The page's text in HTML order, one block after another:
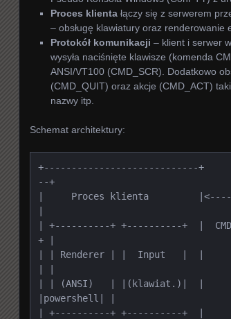
Proces klienta łączy się z serwerem
– obsługę klawiatury oraz renderowanie
Protokół komunikacji – klient i serwer
wysyła naciśnięte klawisze (komenda
ANSI/VT100 (CMD_SCR). Dodatkowo
(CMD_QUIT) oraz akcje (CMD_ACT)
nazwy itp.
Schemat architektury:
+----------------------------+
--+
|     Proces klienta
|
| +----------+ +----------+  |
+ |
| | Renderer | |  Input   |  |
| |
| | (ANSI)   | |(klawiat.)|  |
|powershell| |
| +----------+ +----------+  |